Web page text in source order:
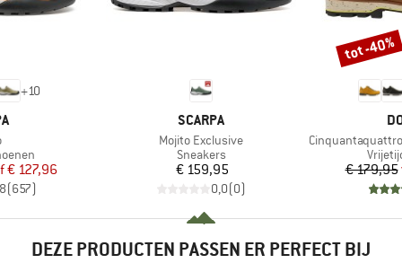
+10
prijs
€ 127,96
(657)
MERK
SCARPA
Artikel
Mojito Exclusive
Productgroep
Sneakers
Prijs
€ 159,95
0,0(0)
Artikel
Cinquantaquattro Low
€ 179,95
Korting
tot -40%
DEZE PRODUCTEN PASSEN ER PERFECT BIJ